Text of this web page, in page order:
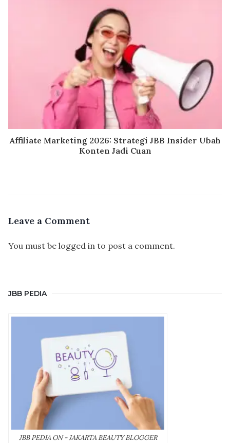
Affiliate Marketing 2026: Strategi JBB Insider Ubah
Konten Jadi Cuan
Leave a Comment
You must be logged in to post a comment.
JBB PEDIA
JBB PEDIA ON - JAKARTA BEAUTY BLOGGER